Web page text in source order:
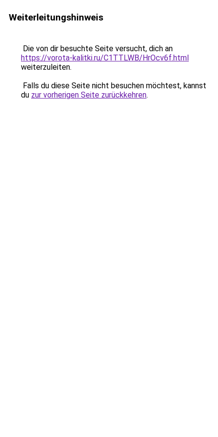
Weiterleitungshinweis
Die von dir besuchte Seite versucht, dich an
https://vorota-kalitki.ru/C1TTLWB/HrOcv6f.html
weiterzuleiten.
Falls du diese Seite nicht besuchen möchtest, kannst
du zur vorherigen Seite zurückkehren.